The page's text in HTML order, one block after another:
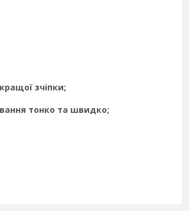
зчіпки;
тонко та швидко;